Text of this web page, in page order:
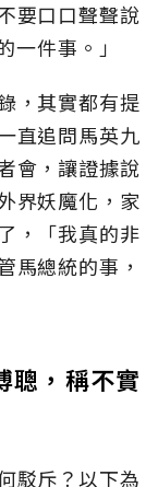
要口口聲聲說
一件事。」
，其實都有提
直追問馬英九
會，讓證據說
界妖魔化，家
，「我真的非
馬總統的事，
聰，稱不實
駁斥？以下為